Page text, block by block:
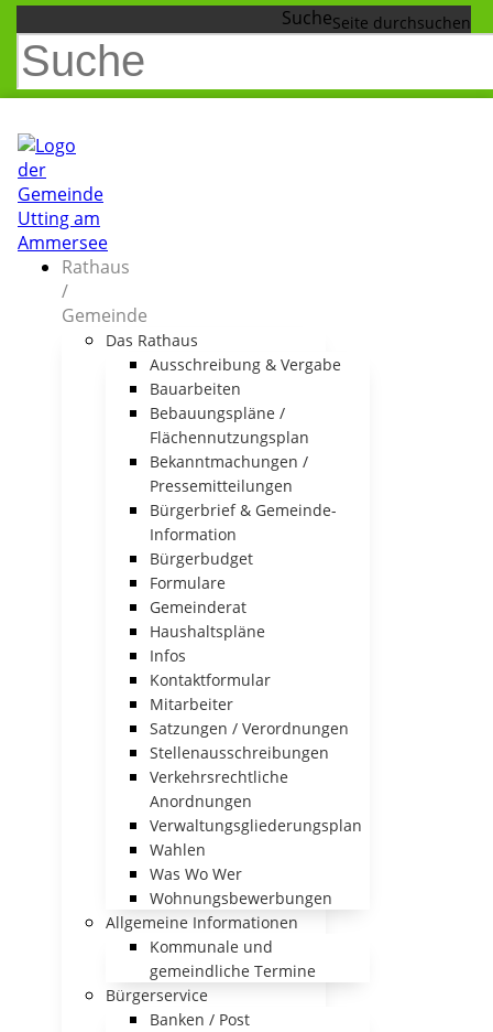
Suche
Rathaus
/
Gemeinde
Das Rathaus
Ausschreibung & Vergabe
Bauarbeiten
Bebauungspläne /
Flächennutzungsplan
Bekanntmachungen /
Pressemitteilungen
Bürgerbrief & Gemeinde-
Information
Bürgerbudget
Formulare
Gemeinderat
Haushaltspläne
Infos
Kontaktformular
Mitarbeiter
Satzungen / Verordnungen
Stellenausschreibungen
Verkehrsrechtliche
Anordnungen
Verwaltungsgliederungsplan
Wahlen
Was Wo Wer
Wohnungsbewerbungen
Allgemeine Informationen
Kommunale und
gemeindliche Termine
Bürgerservice
Banken / Post